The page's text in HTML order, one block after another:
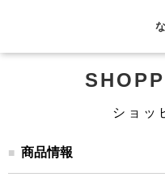
ショッ
商品情報